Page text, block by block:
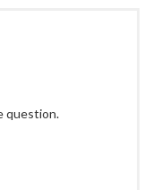
question.